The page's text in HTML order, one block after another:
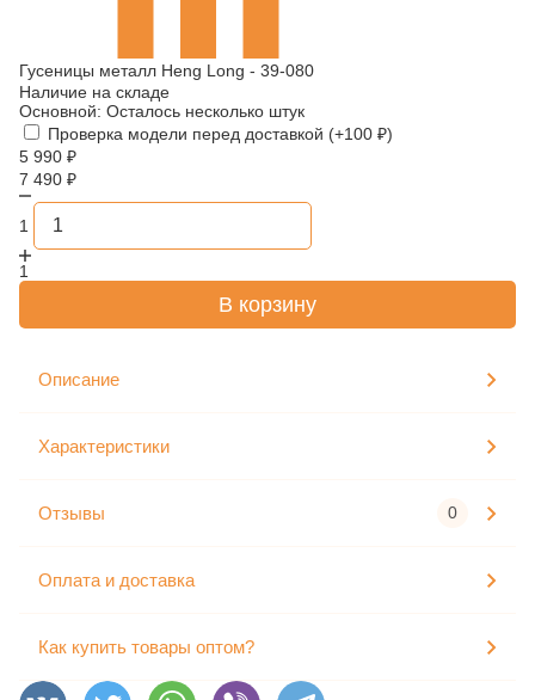
Гусеницы металл Heng Long - 39-080
Наличие на складе
Основной: Осталось несколько штук
Проверка модели перед доставкой (+100 ₽)
5 990 ₽
7 490 ₽
1
1
В корзину
Описание
Характеристики
Отзывы 0
Оплата и доставка
Как купить товары оптом?